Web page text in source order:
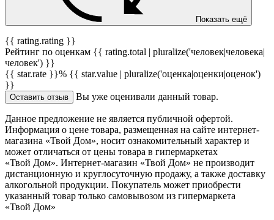
Показать ещё
{{ rating.rating }}
Рейтинг по оценкам {{ rating.total | pluralize('человек|человека|
человек') }}
{{ star.rate }}% {{ star.value | pluralize('оценка|оценки|оценок')
}}
Оставить отзыв Вы уже оценивали данный товар.
Данное предложение не является публичной офертой.
Информация о цене товара, размещенная на сайте интернет-
магазина «Твой Дом», носит ознакомительный характер и
может отличаться от цены товара в гипермаркетах
«Твой Дом». Интернет-магазин «Твой Дом» не производит
дистанционную и круглосуточную продажу, а также доставку
алкогольной продукции. Покупатель может приобрести
указанный товар только самовывозом из гипермаркета
«Твой Дом»